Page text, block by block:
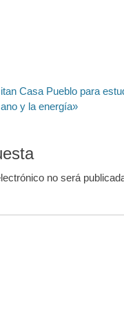
Casa Pueblo para
y la energía»
no será